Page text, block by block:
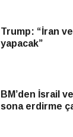
Trump: “İran
yapacak”
BM’den İsrail
sona erdirme